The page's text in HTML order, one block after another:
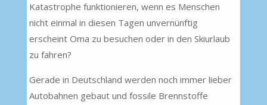
Katastrophe funktionieren, wenn es Menschen
nicht einmal in diesen Tagen unvernünftig
erscheint Oma zu besuchen oder in den Skiurlaub
zu fahren?
Gerade in Deutschland werden noch immer lieber
Autobahnen gebaut und fossile Brennstoffe